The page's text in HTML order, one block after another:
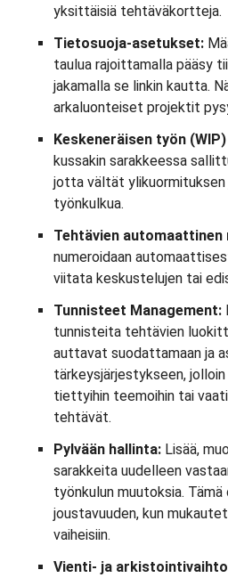
yksittäisiä tehtäväkortteja.
Tietosuoja-asetukset:
taulua rajoittamalla pääsy
jakamalla se linkin kautta.
arkaluonteiset projektit
Keskeneräisen työn
kussakin sarakkeessa
jotta vältät
työnkulkua.
Tehtävien automaattinen
numeroidaan
viitata keskustelujen tai
Tunnisteet Management:
tunnisteita tehtävien
auttavat suodattamaan ja
tärkeysjärjestykseen,
tiettyihin teemoihin tai
tehtävät.
Pylvään hallinta: Lisää,
sarakkeita uudelleen
työnkulun muutoksia. Tämä
joustavuuden, kun
vaiheisiin.
Vienti- ja